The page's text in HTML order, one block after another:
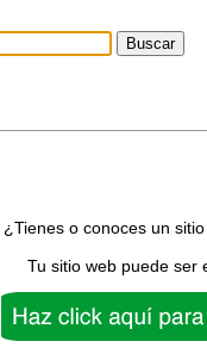
¿Tienes o conoces un
Tu sitio web puede ser